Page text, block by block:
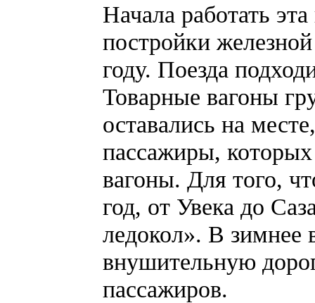
Начала работать
постройки
году. Поезда
Товарные вагоны
оставались на
пассажиры, которых
вагоны. Для того,
год, от Увека до
ледокол». В зимнее
внушительную
пассажиров.